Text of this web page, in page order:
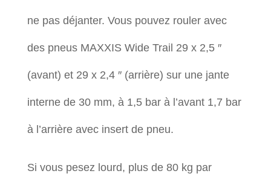
ne pas déjanter. Vous pouvez rouler avec
des pneus MAXXIS Wide Trail 29 x 2,5 ″
(avant) et 29 x 2,4 ″ (arrière) sur une jante
interne de 30 mm, à 1,5 bar à l’avant 1,7 bar
à l’arrière avec insert de pneu.
Si vous pesez lourd, plus de 80 kg par